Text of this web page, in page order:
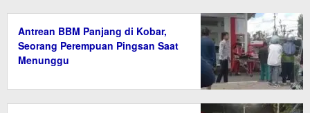
Antrean BBM Panjang di Kobar,
Seorang Perempuan Pingsan Saat
Menunggu